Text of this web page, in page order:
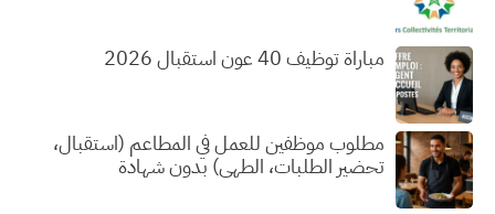
مباراة توظيف 40 عون استقبال 2026
مطلوب موظفين للعمل في المطاعم (استقبال،
تحضير الطلبات، الطهي) بدون شهادة